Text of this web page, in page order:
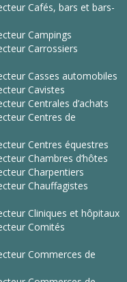
Cafés, bars et bars-
Campings
Carrossiers
Casses automobiles
Cavistes
Centrales d’achats
Centres de
Centres équestres
Chambres d’hôtes
Charpentiers
Chauffagistes
Cliniques et hôpitaux
Comités
Commerces de